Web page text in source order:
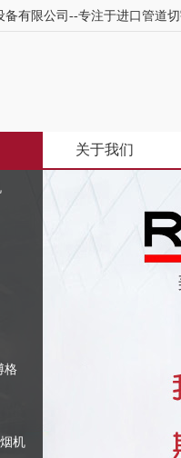
备有限公司--专注于进口管道
格
机
关于我们